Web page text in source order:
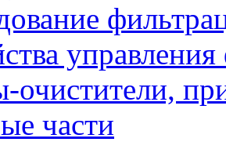
очистители,
части